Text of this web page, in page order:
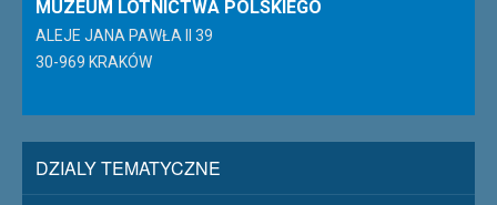
MUZEUM LOTNICTWA POLSKIEGO
ALEJE JANA PAWŁA II 39
30-969 KRAKÓW
DZIALY TEMATYCZNE